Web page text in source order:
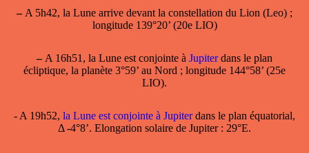
–A 5h42, la Lune arrive devant la constellation du Lion (Leo) ;
longitude 139°20’ (20e LIO)
–A 16h51, la Lune est conjointe à Jupiterdans le plan
écliptique, la planète 3°59’ au Nord ; longitude 144°58’ (25e
LIO).
- A 19h52, la Lune est conjointe à Jupiterdans le plan équatorial,
Δ -4°8’. Elongation solaire de Jupiter : 29°E.